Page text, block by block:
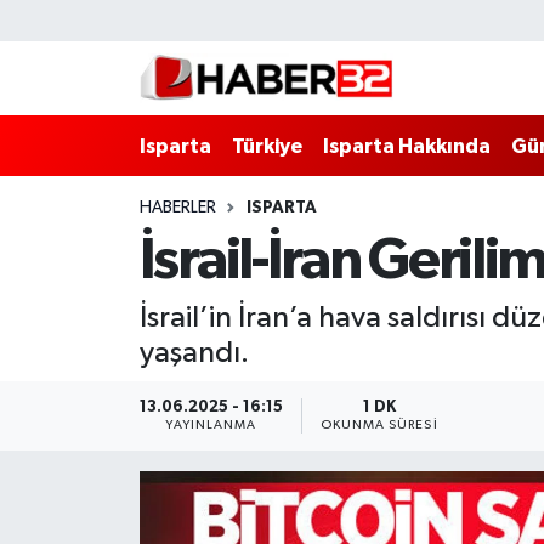
Isparta Türkiye Isparta Hakkında
HABERLER ISPARTA
İsrail-İran
İsrail’in İran’a hava saldırısı
yaşandı.
13.06.2025 - 16:15
YAYINLANMA
1 DK
OKUNMA SÜRESI
Isparta Hakkında
Esnaf Diyor ki;
BİLİM VE TEKNOLOJİ
EĞİTİM
Isparta Nöbetçi Eczaneler
Isparta Hava Durumu
Isparta Trafik Yoğunluk Haritası
Süper Lig Puan Durumu ve Fikstür
Son Dakika Haberleri